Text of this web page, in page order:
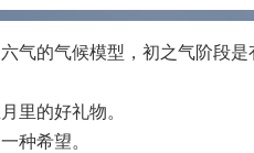
气的气候模型，初之气阶段
里的好礼物。
种希望。